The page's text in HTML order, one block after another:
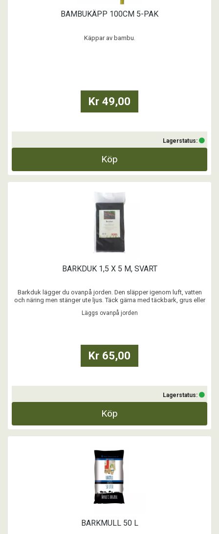
BAMBUKÄPP 100CM 5-PAK
Käppar av bambu.
Kr 49,00
Lagerstatus:
Köp
BARKDUK 1,5 X 5 M, SVART
Barkduk lägger du ovanpå jorden. Den släpper igenom luft, vatten
och näring men stänger ute ljus. Täck gärna med täckbark, grus eller
halm.
Läggs ovanpå jorden
Kr 65,00
Lagerstatus:
Köp
BARKMULL 50 L